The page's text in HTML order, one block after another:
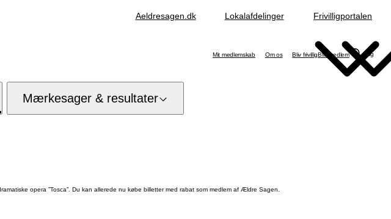
Aeldresagen.dk Lokalafdelinger Frivilligportalen
Mit medlemskab Om os Bliv frivilligBliv medlem Søg
Mærkesager & resultater
opera ”Tosca”. Du kan allerede nu købe billetter med rabat som medlem af Ældre Sagen.